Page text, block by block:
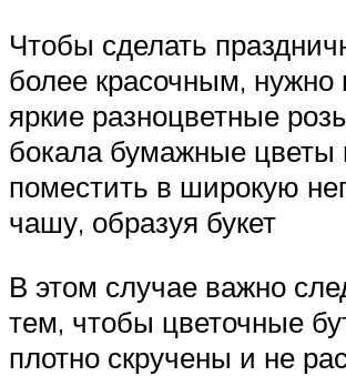
Чтобы сделать
более красочным, нужно
яркие разноцветные
бокала бумажные
поместить в широкую
чашу, образуя букет
В этом случае важно
тем, чтобы цветочные
плотно скручены и не